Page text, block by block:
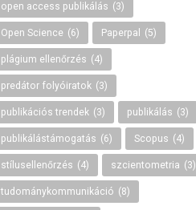
open access publikálás (3)
Open Science (6) Paperpal (5)
plágium ellenőrzés (4)
predátor folyóiratok (3)
publikációs trendek (3) publikálás (3)
publikálástámogatás (6) Scopus (4)
stílusellenőrzés (4) szcientometria (3)
tudománykommunikáció (8)